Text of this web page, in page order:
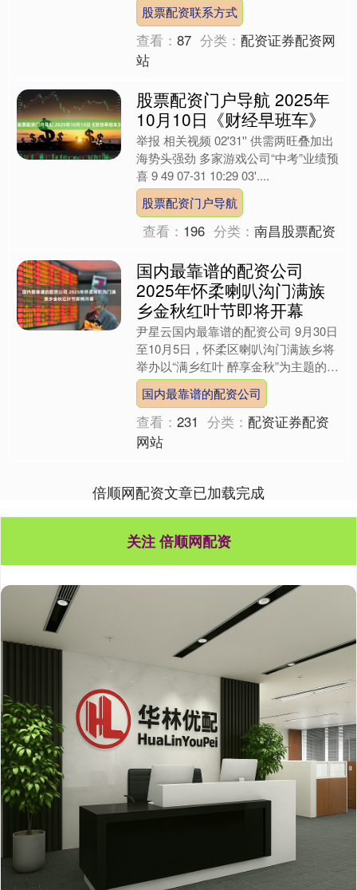
股票配资联系方式
查看：87 分类：配资证券配资网
站
股票配资门户导航 2025年
10月10日《财经早班车》
举报 相关视频 02'31'' 供需两旺叠加出
海势头强劲 多家游戏公司“中考”业绩预
喜 9 49 07-31 10:29 03'....
股票配资门户导航
查看： 196 分类：南昌股票配资
国内最靠谱的配资公司
2025年怀柔喇叭沟门满族
乡金秋红叶节即将开幕
尹星云国内最靠谱的配资公司 9月30日
至10月5日，怀柔区喇叭沟门满族乡将
举办以“满乡红叶 醉享金秋”为主题的第
二届金秋红叶节，为游客呈现集生态观
赏、文化体验与....
国内最靠谱的配资公司
查看：231 分类：配资证券配资
网站
倍顺网配资文章已加载完成
关注 倍顺网配资